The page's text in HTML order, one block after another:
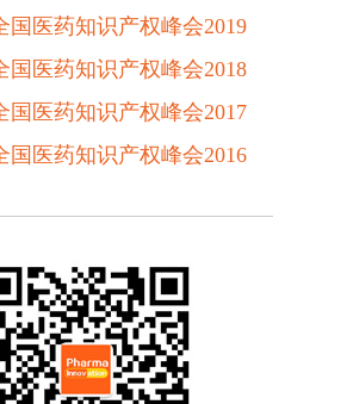
国医药知识产权峰会2019
国医药知识产权峰会2018
国医药知识产权峰会2017
国医药知识产权峰会2016